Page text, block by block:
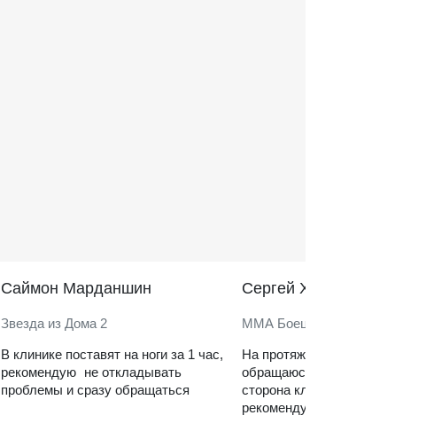
Саймон Марданшин
Звезда из Дома 2
В клинике поставят на ноги за 1 час,
рекомендую не откладывать
проблемы и сразу обращаться
Сергей Харитонов
ММА Боец
На протяжении нескольких
обращаюсь в клинику.
сторона клиники —
рекомендую